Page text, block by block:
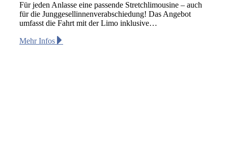
Für jeden Anlasse eine passende Stretchlimousine – auch
für die Junggesellinnenverabschiedung! Das Angebot
umfasst die Fahrt mit der Limo inklusive…
Mehr Infos